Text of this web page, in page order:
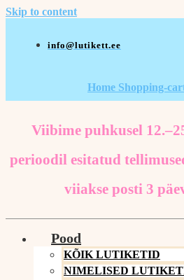
Skip to content
info@lutikett.ee
Home Shopping-
Viibime puhkusel
perioodil esitatud
viiakse posti 3
Pood
KÕIK LUTIKETID
NIMELISED